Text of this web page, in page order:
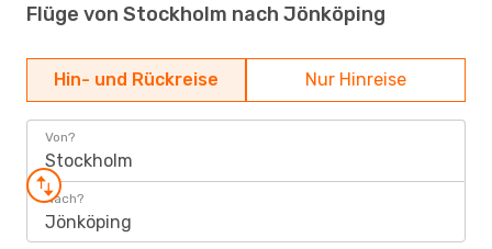
Flüge von Stockholm nach Jönköping
Hin- und Rückreise Nur Hinreise
Von?
Stockholm
Nach?
Jönköping